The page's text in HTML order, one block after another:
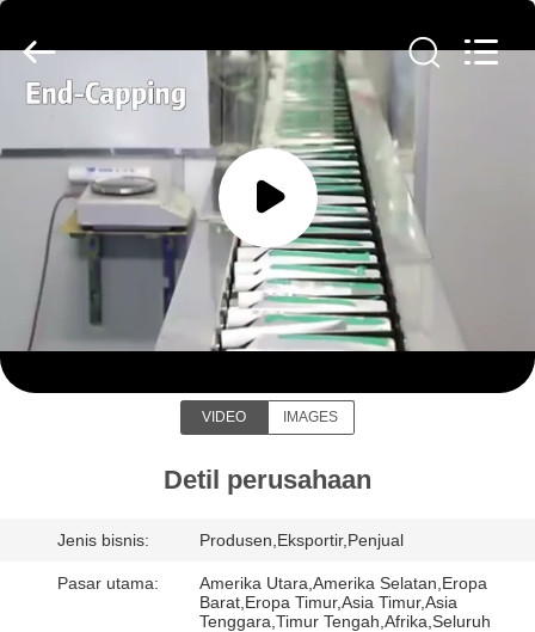
PRODUK
VIDEO
TENTANG
KAMI
KONTROL
CARE
CENTER.
Rights
Reserved.
WORLD ORAL CARE CENTER
VIDEO IMAGES
Detil perusahaan
Jenis bisnis: Produsen,Eksportir,Penjual
Pasar utama:
Amerika Utara,Amerika Selatan,Eropa
Barat,Eropa Timur,Asia Timur,Asia
Tenggara,Timur Tengah,Afrika,Seluruh